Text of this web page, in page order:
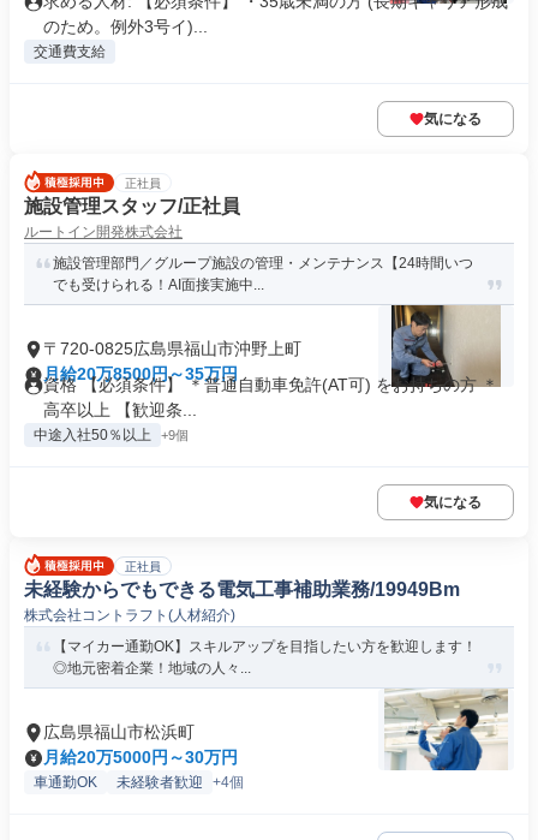
のため。例外3号イ)...
交通費支給
気になる
正社員
施設管理スタッフ/正社員
ルートイン開発株式会社
施設管理部門／グループ施設の管理・メンテナンス【24時間いつ
でも受けられる！AI面接実施中...
〒720-0825広島県福山市沖野上町
月給20万8500円～35万円
資格 【必須条件】 ＊普通自動車免許(AT可) をお持ちの方 ＊
高卒以上 【歓迎条...
中途入社50％以上 +9個
気になる
正社員
未経験からでもできる電気工事補助業務/19949Bm
株式会社コントラフト(人材紹介)
【マイカー通勤OK】スキルアップを目指したい方を歓迎します！
◎地元密着企業！地域の人々...
広島県福山市松浜町
月給20万5000円～30万円
車通勤OK 未経験者歓迎 +4個